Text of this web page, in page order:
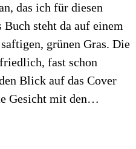
das ich für diesen
steht da auf einem
grünen Gras. Die
fast schon
Blick auf das Cover
Gesicht mit den…